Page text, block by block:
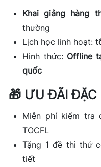
Khai giảng hàng
thường
Lịch học linh hoạt:
Hình thức: Offline
quốc
🎁 ƯU ĐÃI ĐẶC
Miễn phí kiểm
TOCFL
Tặng 1 đề thi thử
tiết